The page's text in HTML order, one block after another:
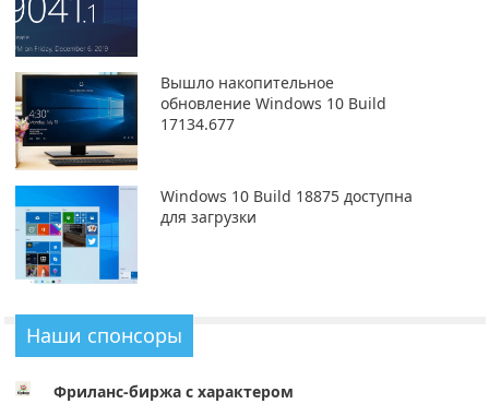
Вышло накопительное
обновление Windows 10 Build
17134.677
Windows 10 Build 18875 доступна
для загрузки
Наши спонсоры
Фриланс-биржа с характером